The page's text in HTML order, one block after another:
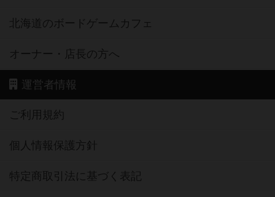
北海道のボードゲームカフェ
オーナー・店長の方へ
運営者情報
ご利用規約
個人情報保護方針
特定商取引法に基づく表記